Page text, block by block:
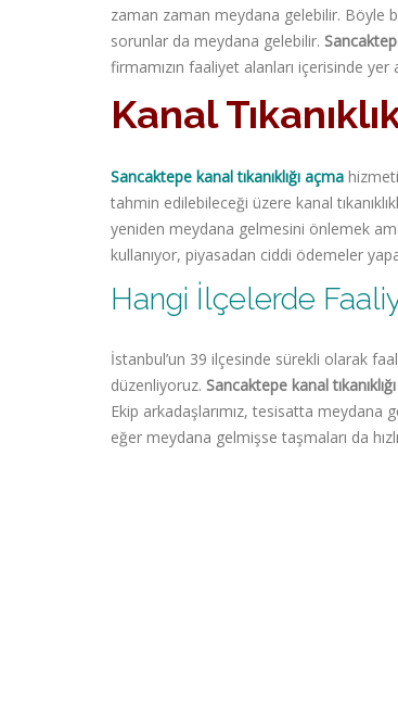
zaman zaman meydana gelebilir. Böyle
sorunlar da meydana gelebilir.
firmamızın faaliyet alanları içerisinde yer
Kanal
Sancaktepe kanal tıkanıklığı açma
tahmin edilebileceği üzere kanal
yeniden meydana gelmesini önlemek
kullanıyor, piyasadan ciddi ödemeler
Hangi İlçelerde
İstanbul’un 39 ilçesinde sürekli olarak
düzenliyoruz. Sancaktepe kanal
Ekip arkadaşlarımız, tesisatta meydana
eğer meydana gelmişse taşmaları da